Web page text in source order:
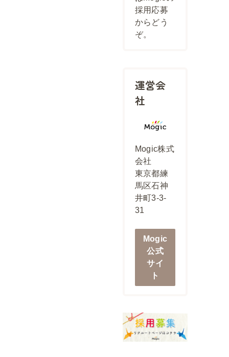
採用応募
からどう
ぞ。
運営会
社
Mogic株式
会社
東京都練
馬区石神
井町3-3-
31
Mogic
公式
サイ
ト